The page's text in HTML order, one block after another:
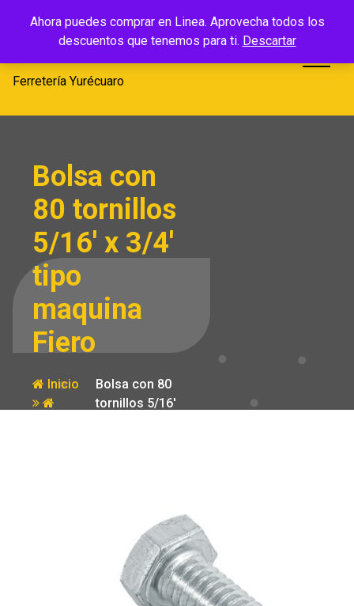
Ahora puedes comprar en Linea. Aprovecha todos los
descuentos que tenemos para ti. Descartar
Ferretería
Yurécuaro
Ferretería Yurécuaro
Bolsa con
80 tornillos
5/16′ x 3/4′
tipo
maquina
Fiero
Inicio
Bolsa con 80
tornillos 5/16′